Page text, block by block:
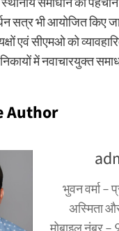
सत्र भी आयोजित किए
एवं सीएमओ को
में नवाचारयुक्त
Author
भुवन वर्मा –
अस्मिता
मोबाइल नंबर